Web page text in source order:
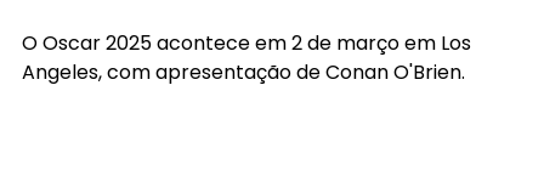
O Oscar 2025 acontece em 2 de março em Los
Angeles, com apresentação de Conan O'Brien.